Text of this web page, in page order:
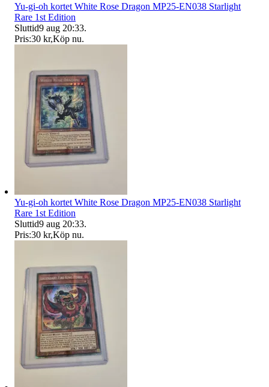
Yu-gi-oh kortet White Rose Dragon MP25-EN038 Starlight
Rare 1st Edition
Sluttid9 aug 20:33.
Pris:30 kr,Köp nu.
Yu-gi-oh kortet White Rose Dragon MP25-EN038 Starlight
Rare 1st Edition
Sluttid9 aug 20:33.
Pris:30 kr,Köp nu.